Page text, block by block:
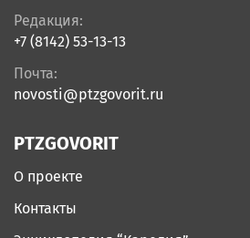
Редакция:
+7 (8142) 53-13-13
Почта:
novosti@ptzgovorit.ru
PTZGOVORIT
О проекте
Контакты